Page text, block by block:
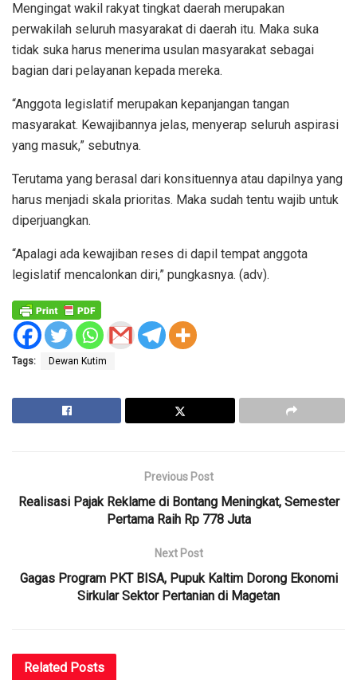
Mengingat wakil rakyat tingkat daerah merupakan
perwakilah seluruh masyarakat di daerah itu. Maka suka
tidak suka harus menerima usulan masyarakat sebagai
bagian dari pelayanan kepada mereka.
“Anggota legislatif merupakan kepanjangan tangan
masyarakat. Kewajibannya jelas, menyerap seluruh aspirasi
yang masuk,” sebutnya.
Terutama yang berasal dari konsituennya atau dapilnya yang
harus menjadi skala prioritas. Maka sudah tentu wajib untuk
diperjuangkan.
“Apalagi ada kewajiban reses di dapil tempat anggota
legislatif mencalonkan diri,” pungkasnya. (adv).
Tags: Dewan Kutim
Previous Post
Realisasi Pajak Reklame di Bontang Meningkat, Semester
Pertama Raih Rp 778 Juta
Next Post
Gagas Program PKT BISA, Pupuk Kaltim Dorong Ekonomi
Sirkular Sektor Pertanian di Magetan
Related Posts